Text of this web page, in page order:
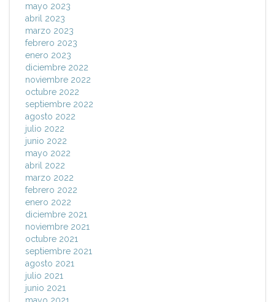
mayo 2023
abril 2023
marzo 2023
febrero 2023
enero 2023
diciembre 2022
noviembre 2022
octubre 2022
septiembre 2022
agosto 2022
julio 2022
junio 2022
mayo 2022
abril 2022
marzo 2022
febrero 2022
enero 2022
diciembre 2021
noviembre 2021
octubre 2021
septiembre 2021
agosto 2021
julio 2021
junio 2021